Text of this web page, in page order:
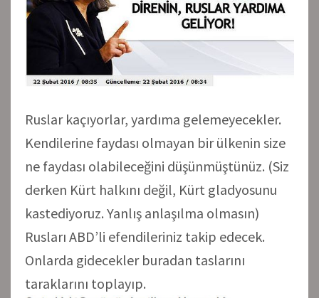
Ruslar kaçıyorlar, yardıma gelemeyecekler.
Kendilerine faydası olmayan bir ülkenin size
ne faydası olabileceğini düşünmüştünüz. (Siz
derken Kürt halkını değil, Kürt gladyosunu
kastediyoruz. Yanlış anlaşılma olmasın)
Rusları ABD’li efendileriniz takip edecek.
Onlarda gidecekler buradan taslarını
taraklarını toplayıp.